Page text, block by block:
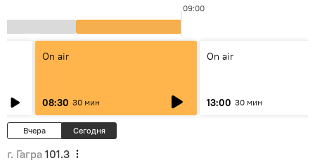
09:00
On air
08:30 30 мин
On air
13:00 30 мин
Вчера Сегодня
г. Гагра 101.3